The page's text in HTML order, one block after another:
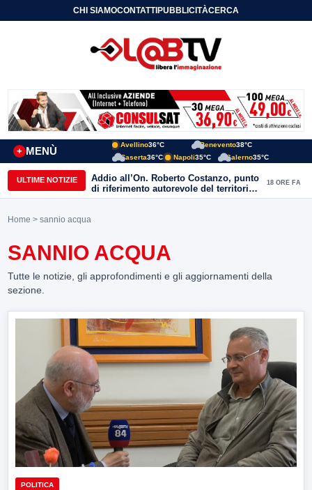
CHI SIAMOCONTATTIPUBBLICITÀCERCA
MENÙ
+
Avellino36°C Benevento38°C
Caserta36°C Napoli35°C Salerno35°C
ULTIME NOTIZIE
Addio all’On. Roberto Costanzo, punto
di riferimento autorevole del territorio,
Parente: “alle Acli ha donato amicizia,
18 ORE FA
Home > sannio acqua
SANNIO ACQUA
Tutte le notizie, gli approfondimenti e gli aggiornamenti della
sezione.
POLITICA